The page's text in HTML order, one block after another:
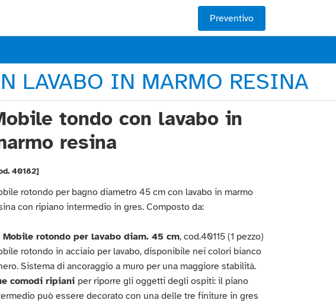
Preventivo
LAVABO IN MARMO RESINA
tondo con lavabo in
resina
40182]
rotondo per bagno diametro 45 cm con lavabo in marmo
con ripiano intermedio in gres. Composto da:
Mobile rotondo per lavabo diam. 45 cm, cod.40115 (1 pezzo)
rotondo in acciaio per lavabo, disponibile nei colori bianco
Sistema di ancoraggio a muro per una maggiore stabilità.
comodi ripiani per riporre gli oggetti degli ospiti: il piano
può essere decorato con una delle tre finiture in gres